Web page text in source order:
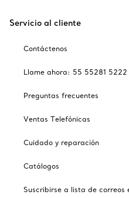
Servicio al cliente
Contáctenos
Llame ahora: 55 55281 5222
Preguntas frecuentes
Ventas Telefónicas
Cuidado y reparación
Catálogos
Suscribirse a lista de correos